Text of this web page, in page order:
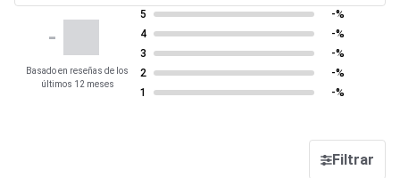
-
Basado en reseñas de los
últimos 12 meses
5
-%
4
-%
3
-%
2
-%
1
-%
Filtrar